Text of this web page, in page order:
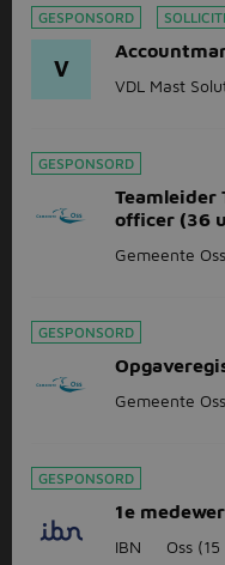
GESPONSORD
V
VDL Mast
GESPONSORD
Teamleider
officer (36
Gemeente Oss
GESPONSORD
Gemeente Oss
GESPONSORD
1e
IBN Oss